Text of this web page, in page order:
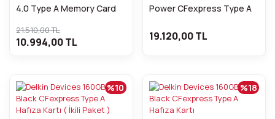
4.0 Type A Memory Card
21.510,00 TL
10.994,00 TL
Power CFexpress Type A
19.120,00 TL
%10 %18